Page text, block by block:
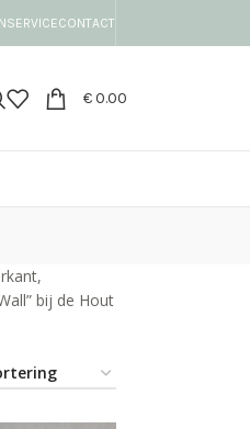
CONTACT
€0.00
bij de Hout